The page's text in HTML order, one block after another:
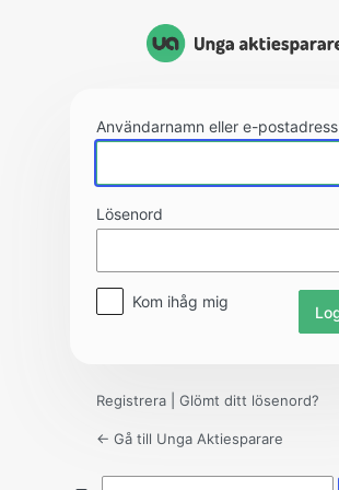
Användarnamn eller e-postadress
Lösenord
Kom ihåg mig
Registrera Glömt ditt lösenord?
← Gå till Unga Aktiesparare